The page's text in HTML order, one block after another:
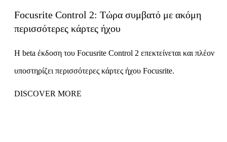
Focusrite Control 2: Τώρα συμβατό με ακόμη
περισσότερες κάρτες ήχου
Η beta έκδοση του Focusrite Control 2 επεκτείνεται και πλέον
υποστηρίζει περισσότερες κάρτες ήχου Focusrite.
DISCOVER MORE